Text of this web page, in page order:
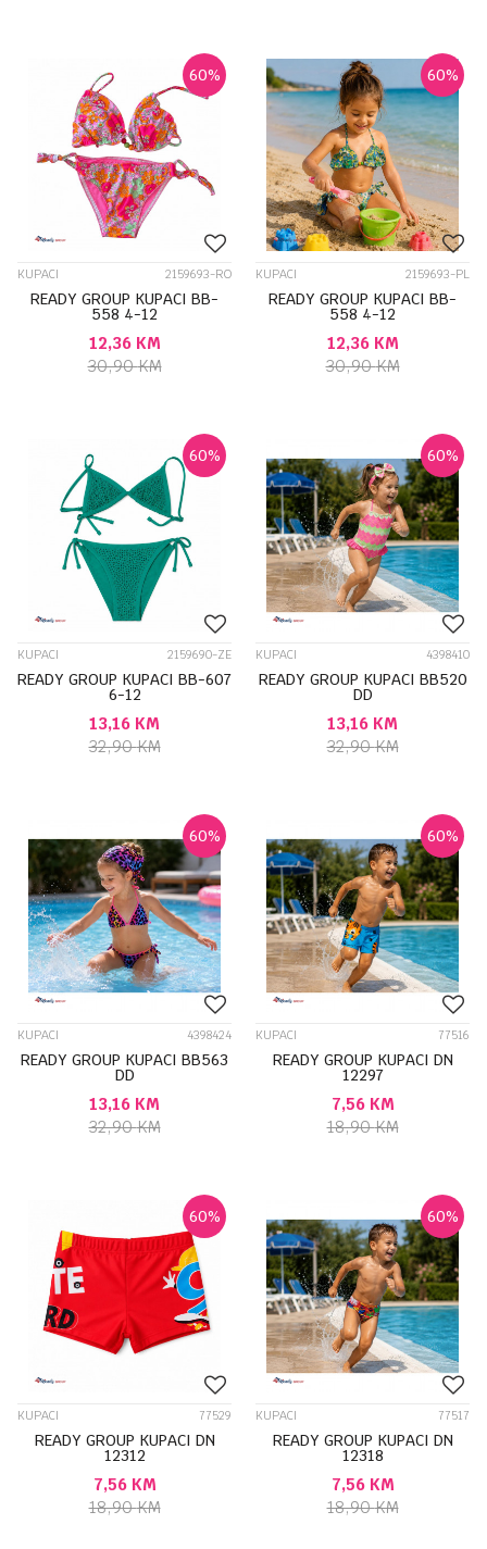
60%
KUPACI 2159693-RO
READY GROUP KUPACI BB-
558 4-12
12,36 KM
30,90KM
60%
KUPACI 2159693-PL
READY GROUP KUPACI BB-
558 4-12
12,36 KM
30,90KM
60%
KUPACI 2159690-ZE
READY GROUP KUPACI BB-607
6-12
13,16 KM
32,90KM
60%
KUPACI 4398410
READY GROUP KUPACI BB520
DD
13,16 KM
32,90KM
60%
KUPACI 4398424
READY GROUP KUPACI BB563
DD
13,16 KM
32,90KM
60%
KUPACI 77516
READY GROUP KUPACI DN
12297
7,56 KM
18,90KM
60%
KUPACI 77529
READY GROUP KUPACI DN
12312
7,56 KM
18,90KM
60%
KUPACI 77517
READY GROUP KUPACI DN
12318
7,56 KM
18,90KM